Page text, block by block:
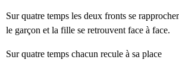
Sur quatre temps les deux fronts se
le garçon et la fille se retrouvent face à face.
Sur quatre temps chacun recule à sa place